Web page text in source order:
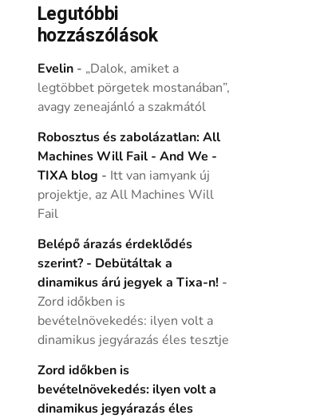
Legutóbbi
hozzászólások
Evelin- „Dalok, amiket a
legtöbbet pörgetek mostanában”,
avagy zeneajánló a szakmától
Robosztus és zabolázatlan: All
Machines Will Fail - And We -
TIXA blog - Itt van iamyank új
projektje, az All Machines Will
Fail
Belépő árazás érdeklődés
szerint? - Debütáltak a
dinamikus árú jegyek a Tixa-n! -
Zord időkben is
bevételnövekedés: ilyen volt a
dinamikus jegyárazás éles tesztje
Zord időkben is
bevételnövekedés: ilyen volt a
dinamikus jegyárazás éles